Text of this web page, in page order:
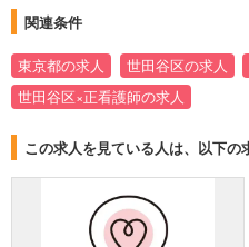
関連条件
東京都の求人 世田谷区の求人
世田谷区×正看護師の求人
この求人を見ている人は、以下の